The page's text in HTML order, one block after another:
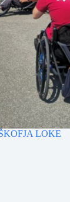
LOKE